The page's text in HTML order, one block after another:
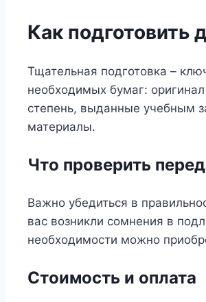
Как подготовить
Тщательная подготовка –
необходимых бумаг:
степень, выданные учебным
материалы.
Что проверить
Важно убедиться в
вас возникли сомнения в
необходимости можно
Стоимость и оплата